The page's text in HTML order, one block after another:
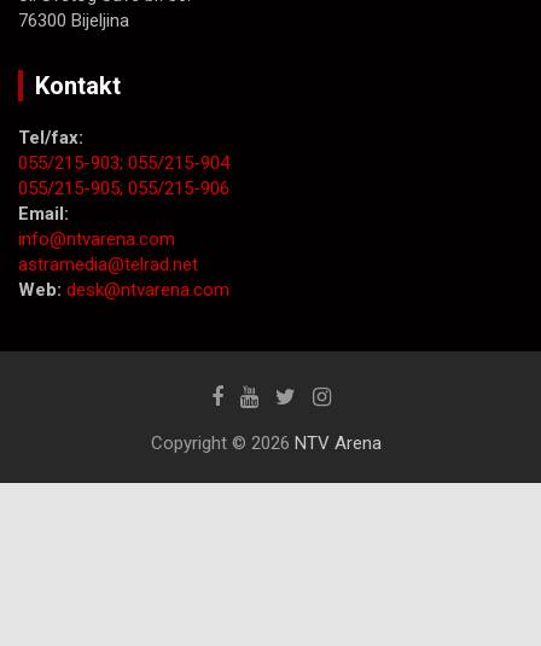
76300 Bijeljina
Kontakt
Tel/fax:
055/215-903; 055/215-904
055/215-905; 055/215-906
Email:
info@ntvarena.com
astramedia@telrad.net
Web: desk@ntvarena.com
Copyright © 2026 NTV Arena